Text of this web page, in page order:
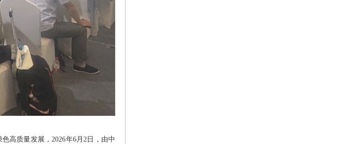
高质量发展，2026年6月2日，由中